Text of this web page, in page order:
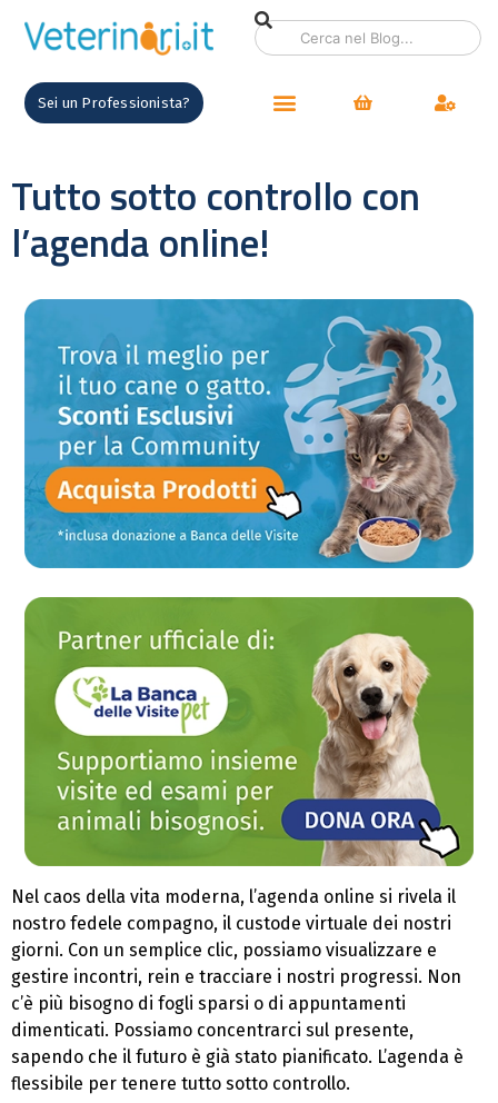
Sei un Professionista?
Tutto sotto controllo con
l’agenda online!
Nel caos della vita moderna, l’agenda online si rivela il
nostro fedele compagno, il custode virtuale dei nostri
giorni. Con un semplice clic, possiamo visualizzare e
gestire incontri, rein e tracciare i nostri progressi. Non
c’è più bisogno di fogli sparsi o di appuntamenti
dimenticati. Possiamo concentrarci sul presente,
sapendo che il futuro è già stato pianificato. L’agenda è
flessibile per tenere tutto sotto controllo.